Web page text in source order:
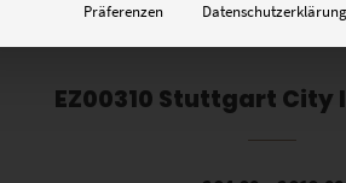
EZ00310 Stuttgart City
Präferenzen Datenschutzerklärung